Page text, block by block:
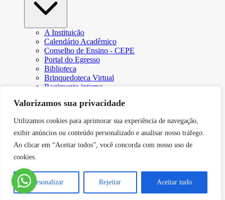
Valorizamos sua privacidade
Utilizamos cookies para aprimorar sua experiência de navegação,
exibir anúncios ou conteúdo personalizado e analisar nosso tráfego.
Ao clicar em “Aceitar todos”, você concorda com nosso uso de
cookies.
Personalizar Rejeitar Aceitar tudo
A Instituição
Calendário Acadêmico
Conselho de Ensino - CEPE
Portal do Egresso
Biblioteca
Brinquedoteca Virtual
Regimento interno
Resoluções e Portarias
CPA – Comissão Própria de Avaliação
Núcleo de Apoio Psicopedagógico
Programa de Iniciação Científica da Faculdade Futura
Núcleo de Arte e Cultura
Serviços
Contato